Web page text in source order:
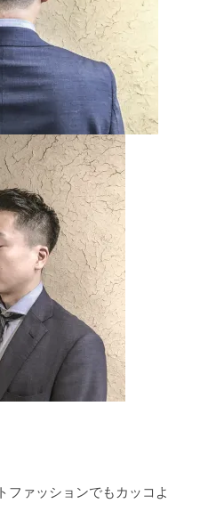
ファッションでもカッコよ